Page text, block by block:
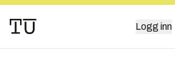
Logg inn